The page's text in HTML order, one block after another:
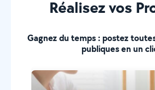
Réalisez vos
Gagnez du temps : postez
publiques en un